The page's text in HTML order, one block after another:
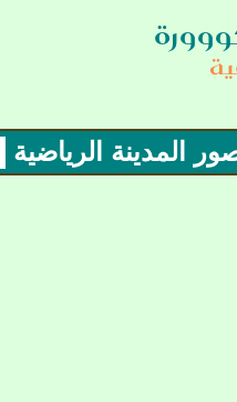
المدينة الرياضية █